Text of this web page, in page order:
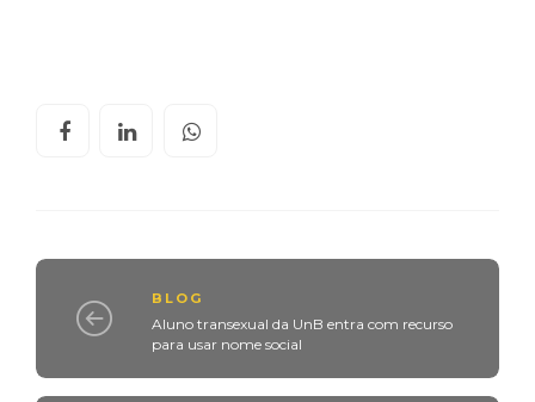
BLOG
Aluno transexual da UnB entra com recurso
para usar nome social